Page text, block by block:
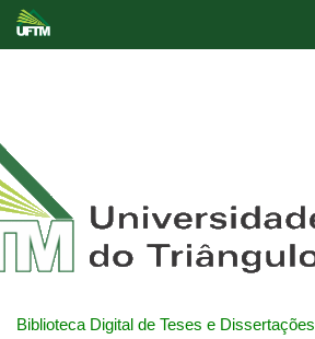
Biblioteca Digital de Teses e Dissertações